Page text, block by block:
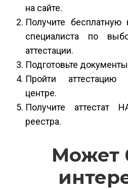
на сайте.
Получите бесплатную
специалиста по
аттестации.
Подготовьте
Пройти аттестацию
центре.
Получите
реестра.
Может